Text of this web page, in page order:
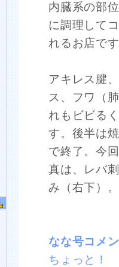
内臓系の部
に調理して
れるお店で
アキレス腱
ス、フワ（
れもビビる
す。後半は
で終了。今
真は、レバ
み（右下）。
なな号コ
ちょっと！